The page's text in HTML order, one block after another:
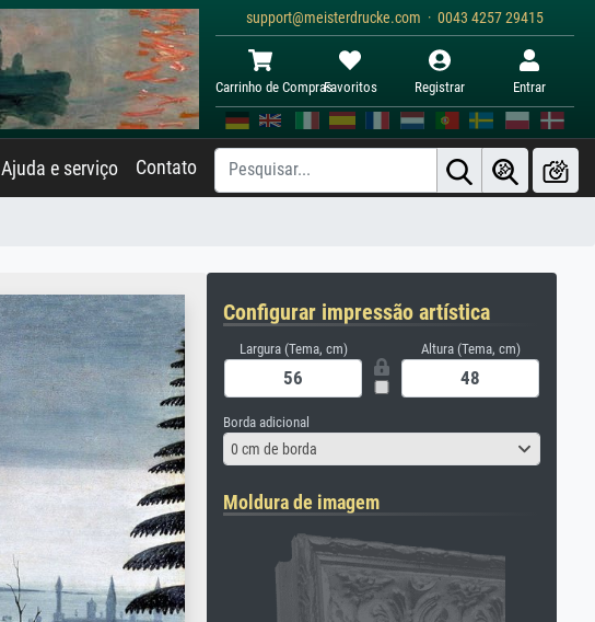
support@meisterdrucke.com · 0043 4257 29415
Carrinho de ComprasFavoritos Registrar Entrar
Ajuda e serviço Contato
Configurar impressão artística
Largura (Tema, cm) Altura (Tema, cm)
Borda adicional
0 cm de borda
Moldura de imagem